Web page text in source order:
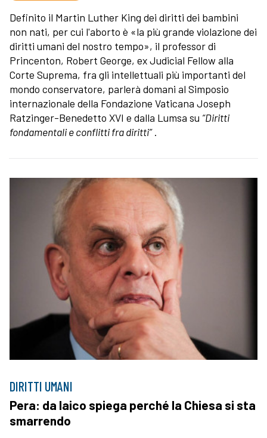
Definito il Martin Luther King dei diritti dei bambini
non nati, per cui l'aborto è «la più grande violazione dei
diritti umani del nostro tempo», il professor di
Princenton, Robert George, ex Judicial Fellow alla
Corte Suprema, fra gli intellettuali più importanti del
mondo conservatore, parlerà domani al Simposio
internazionale della Fondazione Vaticana Joseph
Ratzinger-Benedetto XVI e dalla Lumsa su “Diritti
fondamentali e conflitti fra diritti”.
DIRITTI UMANI
Pera: da laico spiega perché la Chiesa si sta
smarrendo